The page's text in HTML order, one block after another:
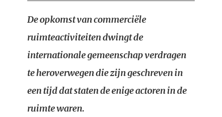
De opkomst van commerciële
ruimteactiviteiten dwingt de
internationale gemeenschap verdragen
te heroverwegen die zijn geschreven in
een tijd dat staten de enige actoren in de
ruimte waren.